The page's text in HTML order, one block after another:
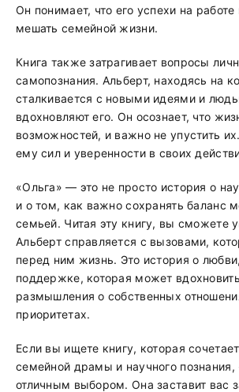
Он понимает, что его успехи на
мешать семейной жизни.
Книга также затрагивает вопросы
самопознания. Альберт, находясь на
сталкивается с новыми идеями и
вдохновляют его. Он осознает, что
возможностей, и важно не упустить
ему сил и уверенности в своих
«Ольга» — это не просто история о
и о том, как важно сохранять баланс
семьей. Читая эту книгу, вы сможете
Альберт справляется с вызовами,
перед ним жизнь. Это история о
поддержке, которая может
размышления о собственных
приоритетах.
Если вы ищете книгу, которая
семейной драмы и научного познания,
отличным выбором. Она заставит вас